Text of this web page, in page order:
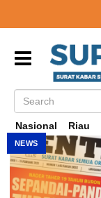
Nasional Riau
NEWS